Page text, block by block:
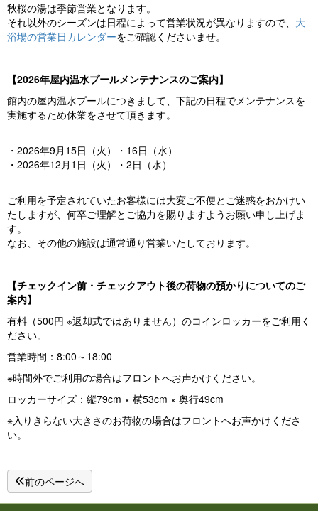
秋桜の湯は季節営業となります。
それ以外のシーズンは日程によって営業状況が異なりますので、 大
浴場の営業日カレンダーをご確認くださいませ。
【2026年屋内温水プールメンテナンスのご案内】
館内の屋内温水プールにつきまして、下記の日程でメンテナンスを
実施するため休業をさせて頂きます。
・2026年9月15日（火）・16日（水）
・2026年12月1日（火）・2日（水）
ご利用を予定されていたお客様には大変ご不便とご迷惑をおかけい
たしますが、何卒ご理解とご協力を賜りますようお願い申し上げま
す。
なお、その他の施設は通常通り営業いたしております。
【チェックイン前・チェックアウト後の荷物の預かりについてのご
案内】
有料（500円 ※返却式ではありません）のコインロッカーをご利用く
ださい。
営業時間：8:00～18:00
※時間外でご利用の場合はフロントへお声かけください。
ロッカーサイズ：縦79cm × 横53cm × 奥行49cm
※入りきらない大きさのお荷物の場合はフロントへお声かけくださ
い。
前のページへ